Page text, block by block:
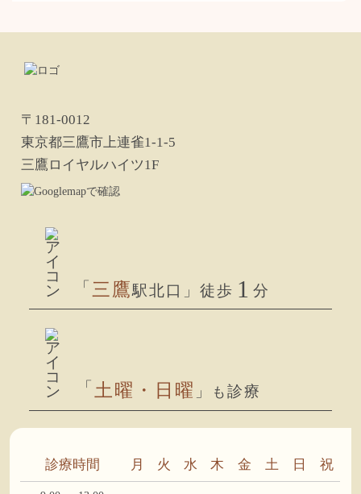
〒181-0012
東京都三鷹市上連雀1-1-5
三鷹ロイヤルハイツ1F
「 三鷹駅北口」徒歩 1 分
「 土曜・日曜 」 も 診療
診療時間 月 火 水 木 金 土 日 祝